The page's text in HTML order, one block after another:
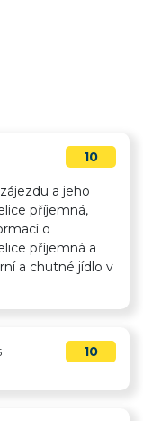
a jeho
příjemná,
o
příjemná a
a chutné jídlo v
10
10